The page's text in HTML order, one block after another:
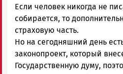
Если человек никогда не
собирается, то
страховую часть.
Но на сегодняшний день
законопроект, который
Государственную думу,